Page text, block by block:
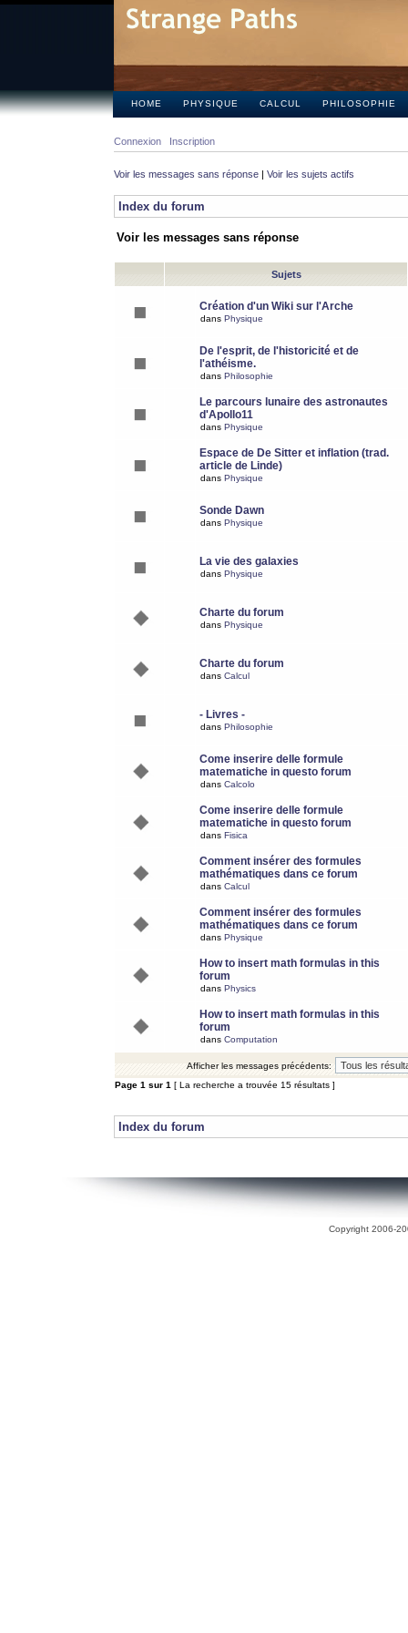
HOME PHYSIQUE CALCUL PHILOSOPHIE
Connexion Inscription
Voir les messages sans réponse | Voir les sujets actifs
Index du forum
Voir les messages sans réponse
Sujets
Création d'un Wiki sur l'Arche
dans Physique
De l'esprit, de l'historicité et de
l'athéisme.
dans Philosophie
Le parcours lunaire des astronautes
d'Apollo11
dans Physique
Espace de De Sitter et inflation (trad.
article de Linde)
dans Physique
Sonde Dawn
dans Physique
La vie des galaxies
dans Physique
Charte du forum
dans Physique
Charte du forum
dans Calcul
- Livres -
dans Philosophie
Come inserire delle formule
matematiche in questo forum
dans Calcolo
Come inserire delle formule
matematiche in questo forum
dans Fisica
Comment insérer des formules
mathématiques dans ce forum
dans Calcul
Comment insérer des formules
mathématiques dans ce forum
dans Physique
How to insert math formulas in this
forum
dans Physics
How to insert math formulas in this
forum
dans Computation
Afficher les messages précédents:
Page 1 sur 1 [ La recherche a trouvée 15 résultats ]
Index du forum
Copyright 2006-